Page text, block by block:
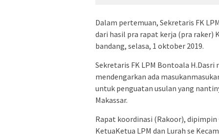
Dalam pertemuan, Sekretaris FK
dari hasil pra rapat kerja (pra raker)
bandang, selasa, 1 oktober 2019.
Sekretaris FK LPM Bontoala
mendengarkan ada
untuk penguatan usulan yang
Makassar.
Rapat koordinasi (Rakoor),
KetuaKetua LPM dan Lurah se